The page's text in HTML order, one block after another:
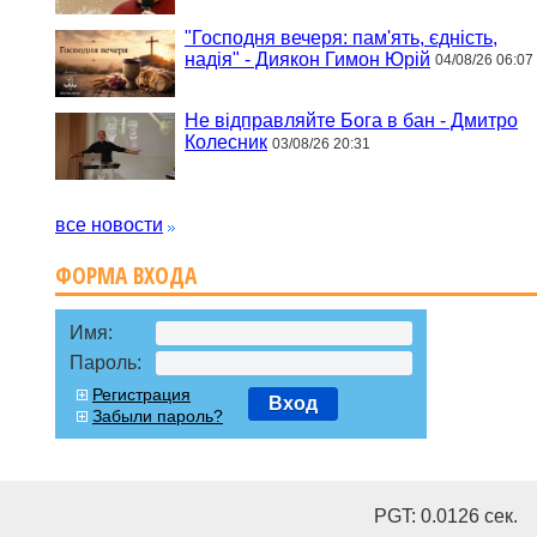
"Господня вечеря: пам'ять, єдність,
надія" - Диякон Гимон Юрій 04/08/26 06:07
Не відправляйте Бога в бан - Дмитро
Колесник 03/08/26 20:31
все новости
ФОРМА ВХОДА
Имя:
Пароль:
Регистрация
Забыли пароль?
Вход
PGT: 0.0126 cек.